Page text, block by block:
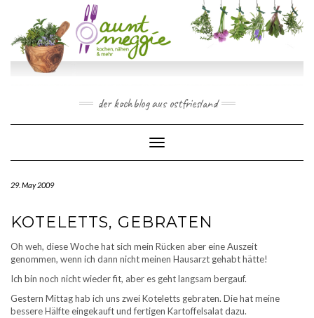
content
der kochblog aus ostfriesland
Toggle Navigation
29. May 2009
KOTELETTS, GEBRATEN
Oh weh, diese Woche hat sich mein Rücken aber eine Auszeit
genommen, wenn ich dann nicht meinen Hausarzt gehabt hätte!
Ich bin noch nicht wieder fit, aber es geht langsam bergauf.
Gestern Mittag hab ich uns zwei Koteletts gebraten. Die hat meine
bessere Hälfte eingekauft und fertigen Kartoffelsalat dazu.